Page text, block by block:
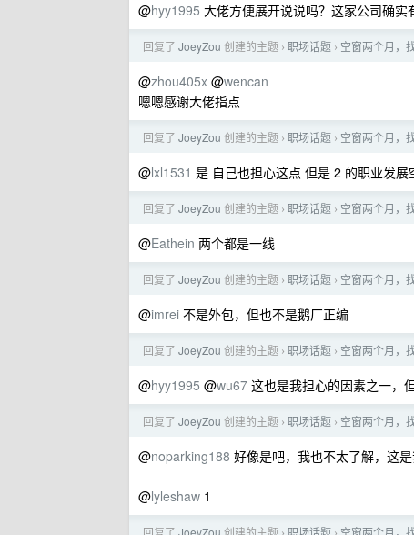
@hyy1995 大佬方便展开说说吗？这家公司确实
回复了 JoeyZou 创建的主题 › 职场话题 › 空窗两个月，
@zhou405x @wencan
嗯嗯感谢大佬指点
回复了 JoeyZou 创建的主题 › 职场话题 › 空窗两个月，
@lxl1531 是 自己也担心这点 但是 2 的职业发展
回复了 JoeyZou 创建的主题 › 职场话题 › 空窗两个月，
@Eathein 两个都是一线
回复了 JoeyZou 创建的主题 › 职场话题 › 空窗两个月，
@imrei 不是外包，但也不是鹅厂正编
回复了 JoeyZou 创建的主题 › 职场话题 › 空窗两个月，
@hyy1995 @wu67 这也是我担心的因素之一，
回复了 JoeyZou 创建的主题 › 职场话题 › 空窗两个月，
@noparking188 好像是吧，我也不太了解，这
@lyleshaw 1
回复了 JoeyZou 创建的主题 职场话题 空窗两个月，